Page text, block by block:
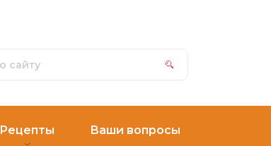
Рецепты Ваши вопросы